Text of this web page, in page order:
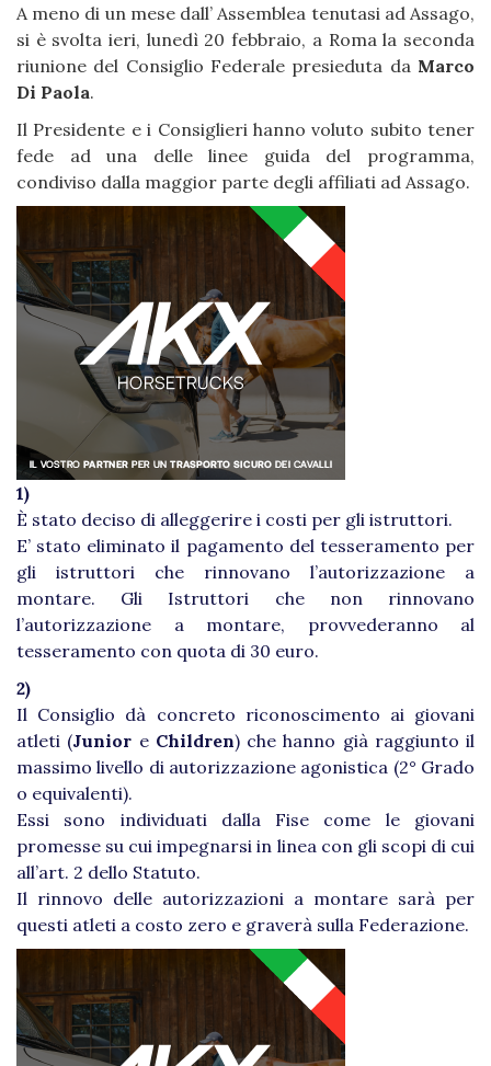
A meno di un mese dall’ Assemblea tenutasi ad Assago,
si è svolta ieri, lunedì 20 febbraio, a Roma la seconda
riunione del Consiglio Federale presieduta da Marco
Di Paola.
Il Presidente e i Consiglieri hanno voluto subito tener
fede ad una delle linee guida del programma,
condiviso dalla maggior parte degli affiliati ad Assago.
1)
È stato deciso di alleggerire i costi per gli istruttori.
E’ stato eliminato il pagamento del tesseramento per
gli istruttori che rinnovano l’autorizzazione a
montare. Gli Istruttori che non rinnovano
l’autorizzazione a montare, provvederanno al
tesseramento con quota di 30 euro.
2)
Il Consiglio dà concreto riconoscimento ai giovani
atleti (Junior e Children) che hanno già raggiunto il
massimo livello di autorizzazione agonistica (2° Grado
o equivalenti).
Essi sono individuati dalla Fise come le giovani
promesse su cui impegnarsi in linea con gli scopi di cui
all’art. 2 dello Statuto.
Il rinnovo delle autorizzazioni a montare sarà per
questi atleti a costo zero e graverà sulla Federazione.